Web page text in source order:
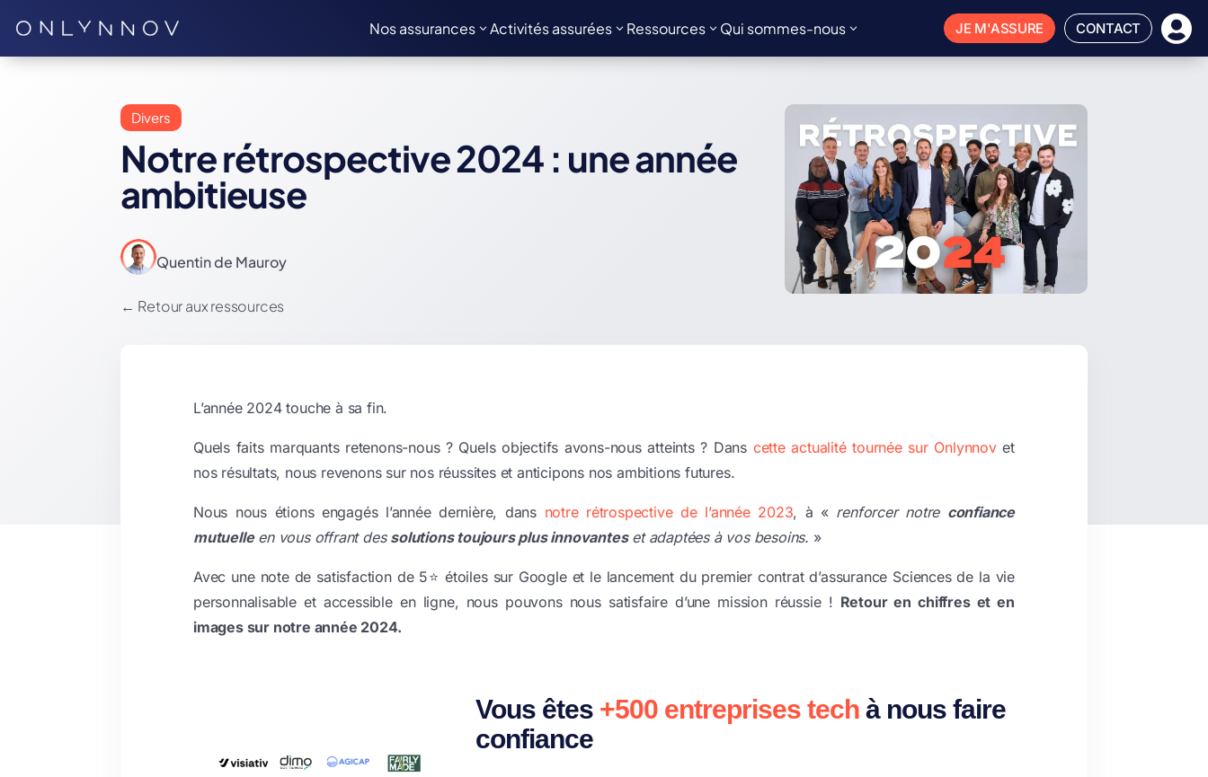
Nos assurances Activités assurées Ressources Qui sommes-nous JE M'ASSURE CONTACT 
Divers
Notre rétrospective 2024 : une année
ambitieuse
Quentin de Mauroy
← Retour aux ressources
L’année 2024 touche à sa fin.
Quels faits marquants retenons-nous ? Quels objectifs avons-nous atteints ? Dans cette actualité tournée sur Onlynnovet
nos résultats, nous revenons sur nos réussites et anticipons nos ambitions futures.
Nous nous étions engagés l’année dernière, dans notre rétrospective de l’année 2023, à « renforcer notre confiance
mutuelleen vous offrant des solutions toujours plus innovanteset adaptées à vos besoins. »
Avec une note de satisfaction de 5⭐ étoiles sur Google et le lancement du premier contrat d’assurance Sciences de la vie
personnalisable et accessible en ligne, nous pouvons nous satisfaire d’une mission réussie ! Retour en chiffres et en
images sur notre année 2024.
Vous êtes +500 entreprises techà nous faire
confiance